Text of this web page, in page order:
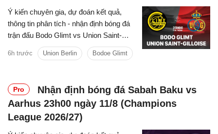
Ý kiến chuyên gia, dự đoán kết quả,
thông tin phân tích - nhận định bóng đá
trận đấu Bodo Glimt vs Union Saint-
Gilloise cúp C1/UEFA Champions
League 2026/27 hôm nay.
6h trước Union Berlin Bodoe Glimt
Pro
Nhận định bóng đá Sabah Baku vs
Aarhus 23h00 ngày 11/8 (Champions
League 2026/27)